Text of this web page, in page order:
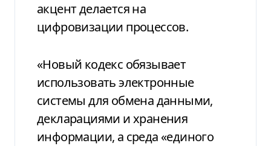
акцент делается на
цифровизации процессов.
«Новый кодекс обязывает
использовать электронные
системы для обмена данными,
декларациями и хранения
информации, а среда «единого